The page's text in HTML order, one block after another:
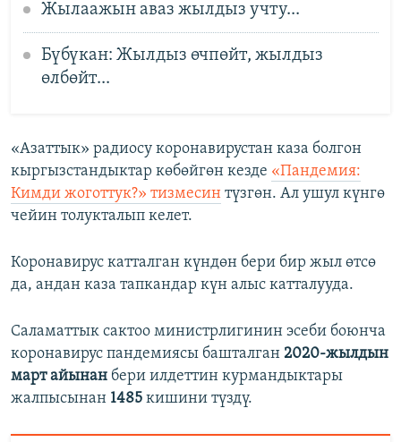
Жылаажын аваз жылдыз учту...
Бүбүкан: Жылдыз өчпөйт, жылдыз
өлбөйт...
«Азаттык» радиосу коронавирустан каза болгон
кыргызстандыктар көбөйгөн кезде «Пандемия:
Кимди жоготтук?» тизмесин түзгөн. Ал ушул күнгө
чейин толукталып келет.
Коронавирус катталган күндөн бери бир жыл өтсө
да, андан каза тапкандар күн алыс катталууда.
Саламаттык сактоо министрлигинин эсеби боюнча
коронавирус пандемиясы башталган 2020-жылдын
март айынан бери илдеттин курмандыктары
жалпысынан 1485 кишини түздү.